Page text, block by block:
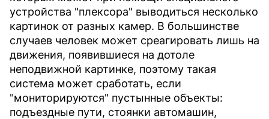
устройства "плексора" выводиться несколько
картинок от разных камер. В большинстве
случаев человек может среагировать лишь на
движения, появившиеся на дотоле
неподвижной картинке, поэтому такая
система может сработать, если
"мониторируются" пустынные объекты:
подъездные пути, стоянки автомашин,